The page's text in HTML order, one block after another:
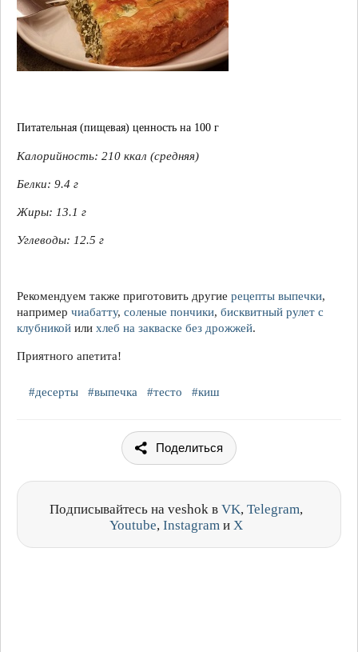
Питательная (пищевая) ценность на 100 г
Калорийность: 210 ккал (средняя)
Белки: 9.4 г
Жиры: 13.1 г
Углеводы: 12.5 г
Рекомендуем также приготовить другие рецепты выпечки,
например чиабатту, соленые пончики, бисквитный рулет с
клубникой или хлеб на закваске без дрожжей.
Приятного апетита!
#десерты #выпечка #тесто #киш
Поделиться
Подписывайтесь на veshok в VK, Telegram,
Youtube, Instagram и X